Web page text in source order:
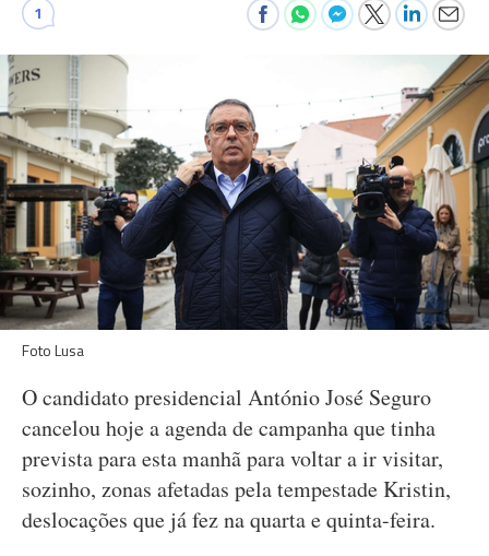
1
Foto Lusa
O candidato presidencial António José Seguro
cancelou hoje a agenda de campanha que tinha
prevista para esta manhã para voltar a ir visitar,
sozinho, zonas afetadas pela tempestade Kristin,
deslocações que já fez na quarta e quinta-feira.